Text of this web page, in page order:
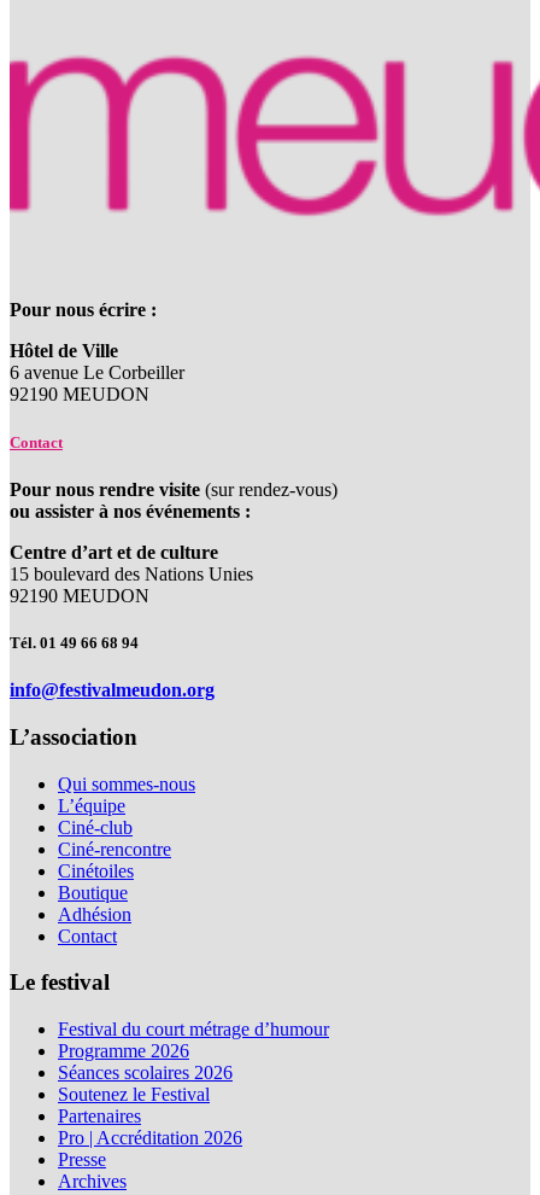
Pour nous écrire :
Hôtel de Ville
6 avenue Le Corbeiller
92190 MEUDON
Contact
Pour nous rendre visite (sur rendez-vous)
ou assister à nos événements :
Centre d’art et de culture
15 boulevard des Nations Unies
92190 MEUDON
Tél. 01 49 66 68 94
info@festivalmeudon.org
L’association
Qui sommes-nous
L’équipe
Ciné-club
Ciné-rencontre
Cinétoiles
Boutique
Adhésion
Contact
Le festival
Festival du court métrage d’humour
Programme 2026
Séances scolaires 2026
Soutenez le Festival
Partenaires
Pro | Accréditation 2026
Presse
Archives